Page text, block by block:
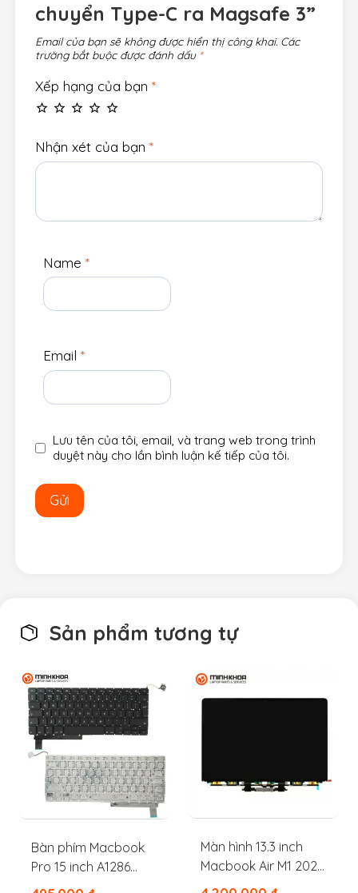
chuyển Type-C ra Magsafe 3”
Email của bạn sẽ không được hiển thị công khai. Các
trường bắt buộc được đánh dấu *
Xếp hạng của bạn *
Nhận xét của bạn *
Name *
Email *
Lưu tên của tôi, email, và trang web trong trình
duyệt này cho lần bình luận kế tiếp của tôi.
Sản phẩm tương tự
Bàn phím Macbook
Pro 15 inch A1286
2009 2010 2011 MID
Màn hình 13.3 inch
Macbook Air M1 2020
A2337